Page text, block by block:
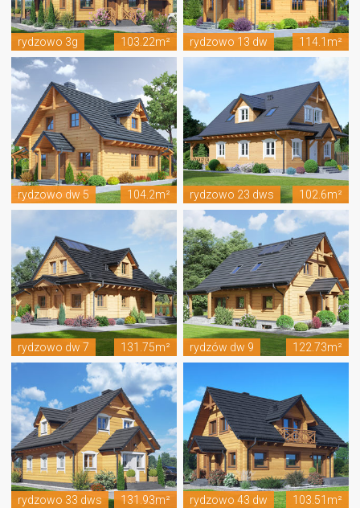
rydzowo 3g 103.22m² rydzowo 13 dw 114.1m²
rydzowo dw 5 104.2m² rydzowo 23 dws 102.6m²
rydzowo dw 7 131.75m² rydzów dw 9 122.73m²
rydzowo 33 dws 131.93m² rydzowo 43 dw 103.51m²